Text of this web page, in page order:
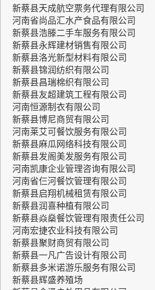
新蔡县天成航空票务代理有限公司
河南省尚品汇水产食品有限公司
新蔡县浩滕二手车服务有限公司
新蔡县永辉建材销售有限公司
新蔡县洛光新型材料有限公司
新蔡县锦润纺织有限公司
新蔡县昌瑞棉织有限公司
新蔡县友超建筑工程有限公司
河南恒源制衣有限公司
新蔡县博尼商贸有限公司
河南莱艾可餐饮服务有限公司
新蔡县麻瓜网络科技有限公司
新蔡县发阁美发服务有限公司
河南凯康企业管理咨询有限公司
河南省仨河餐饮管理有限公司
新蔡县启翔机械租赁有限公司
新蔡县润喜种植有限公司
新蔡县焱燊餐饮管理有限责任公司
河南宏捷农业科技有限公司
新蔡县聚财商贸有限公司
新蔡县一凡广告设计有限公司
新蔡县多米诺游乐服务有限公司
新蔡县辉盛养殖场